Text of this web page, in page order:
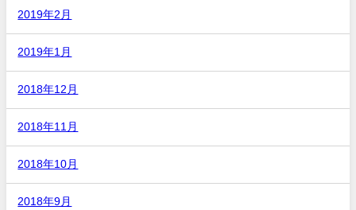
2019年2月
2019年1月
2018年12月
2018年11月
2018年10月
2018年9月